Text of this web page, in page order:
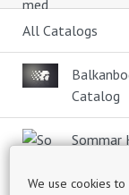
All Catalogs
Catalog
Sommar
We use cookies